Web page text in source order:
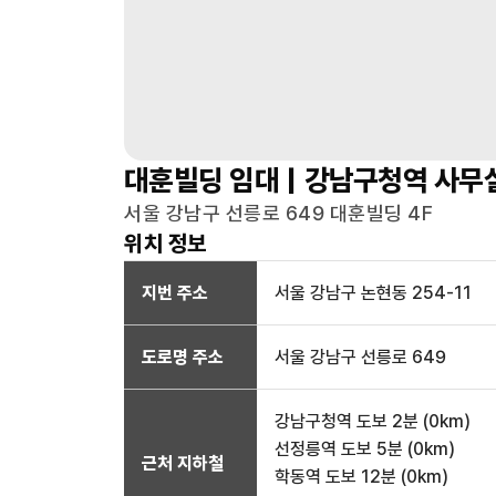
대훈빌딩 임대 | 강남구청역 사무
서울 강남구 선릉로 649 대훈빌딩 4F
위치 정보
지번 주소 서울 강남구 논현동 254-11
도로명 주소 서울 강남구 선릉로 649
근처 지하철
강남구청역 도보 2분 (0km)
선정릉역 도보 5분 (0km)
학동역 도보 12분 (0km)